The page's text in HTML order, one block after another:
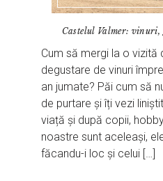
Castelul Valmer:
Cum să mergi la o vizită
degustare de vinuri
an jumate? Păi cum să
de purtare și îți vezi
viață și după copii,
noastre sunt aceleași,
făcandu-i loc și celui […]